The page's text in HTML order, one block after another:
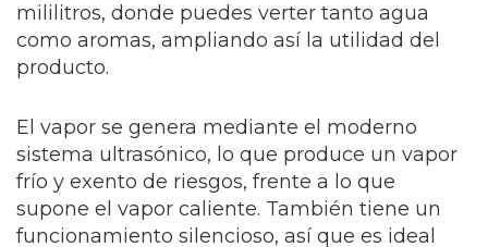
mililitros, donde puedes verter tanto agua
como aromas, ampliando así la utilidad del
producto.
El vapor se genera mediante el moderno
sistema ultrasónico, lo que produce un vapor
frío y exento de riesgos, frente a lo que
supone el vapor caliente. También tiene un
funcionamiento silencioso, así que es ideal